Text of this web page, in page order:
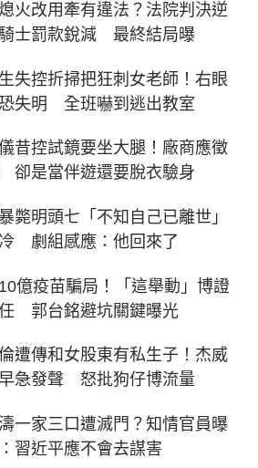
火改用牽有違法？法院判決逆
士罰款銳減 最終結局曝
失控折掃把狂刺女老師！右眼
失明 全班嚇到逃出教室
昔控試鏡要坐大腿！廠商應徵
卻是當伴遊還要脫衣驗身
斃明頭七「不知自己已離世」
劇組感應：他回來了
億疫苗騙局！「這舉動」博證
郭台銘避坑關鍵曝光
遭傳和女股東有私生子！杰威
急發聲 怒批狗仔博流量
一家三口遭滅門？知情官員曝
習近平應不會去謀害